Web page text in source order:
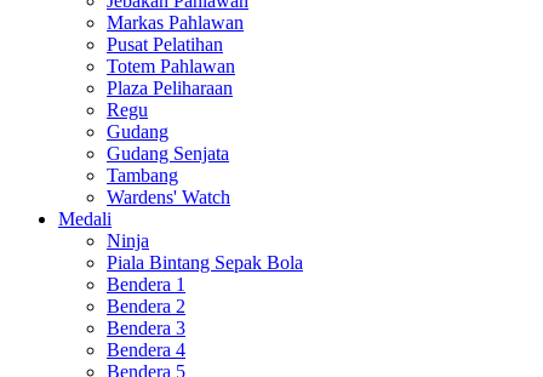
Markas Pahlawan
Pusat Pelatihan
Totem Pahlawan
Plaza Peliharaan
Regu
Gudang
Gudang Senjata
Tambang
Wardens' Watch
Medali
Ninja
Piala Bintang Sepak Bola
Bendera 1
Bendera 2
Bendera 3
Bendera 4
Bendera 5